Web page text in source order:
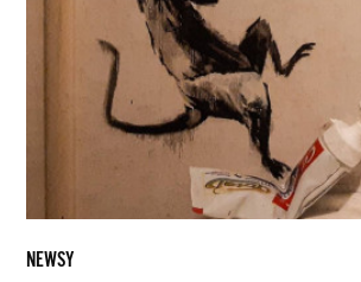
znieść
już
NEWSY